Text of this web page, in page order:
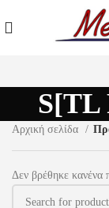
S[TL
Αρχική σελίδα
Δεν βρέθηκε κανένα